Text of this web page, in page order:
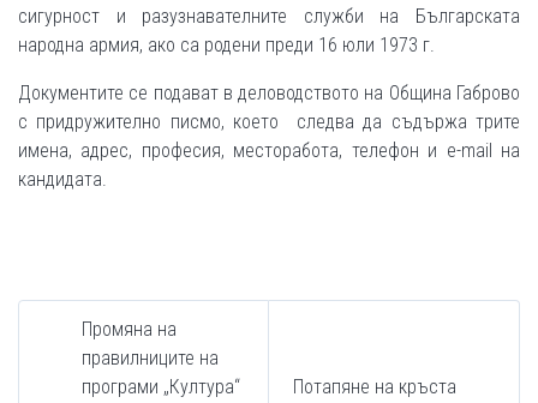
сигурност и разузнавателните служби на Българската
народна армия, ако са родени преди 16 юли 1973 г.
Документите се подават в деловодството на Община Габрово
с придружително писмо, което следва да съдържа трите
имена, адрес, професия, месторабота, телефон и e-mail на
кандидата.
Промяна на
правилниците на
програми „Култура“
Потапяне на кръста